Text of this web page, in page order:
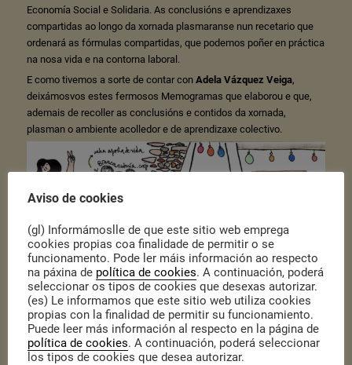
Economía Social e Solidaria. As conclusións e aprendizaxes
compartidas ao longo da xornada plasmaranse nun recetario que
ordenará as fórmulas compartidas, que podemos poñer en práctica
na nosa vida e na contorna laboral.
E como tivemos a sorte de contar con Adela Vázquez Veiga,
deixámosvos estes fermosos Memogramas que elaborou e que,
ademais de recoller as conclusións e contidos da xornada,
plasman o ambiente acolledor e de aprendizaxe colectivo.
Aviso de cookies
(gl) Informámoslle de que este sitio web emprega
cookies propias coa finalidade de permitir o se
funcionamento. Pode ler máis información ao respecto
na páxina de política de cookies. A continuación, poderá
seleccionar os tipos de cookies que desexas autorizar.
(es) Le informamos que este sitio web utiliza cookies
propias con la finalidad de permitir su funcionamiento.
Puede leer más información al respecto en la página de
política de cookies. A continuación, poderá seleccionar
los tipos de cookies que desea autorizar.